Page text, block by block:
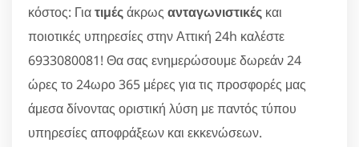
κόστος: Γιατιμέςάκρως ανταγωνιστικές και
ποιοτικές υπηρεσίες στην Αττική 24h καλέστε
6933080081! Θα σας ενημερώσουμε δωρεάν 24
ώρες το 24ωρο 365 μέρες για τις προσφορές μας
άμεσα δίνοντας οριστική λύση με παντός τύπου
υπηρεσίες αποφράξεων και εκκενώσεων.